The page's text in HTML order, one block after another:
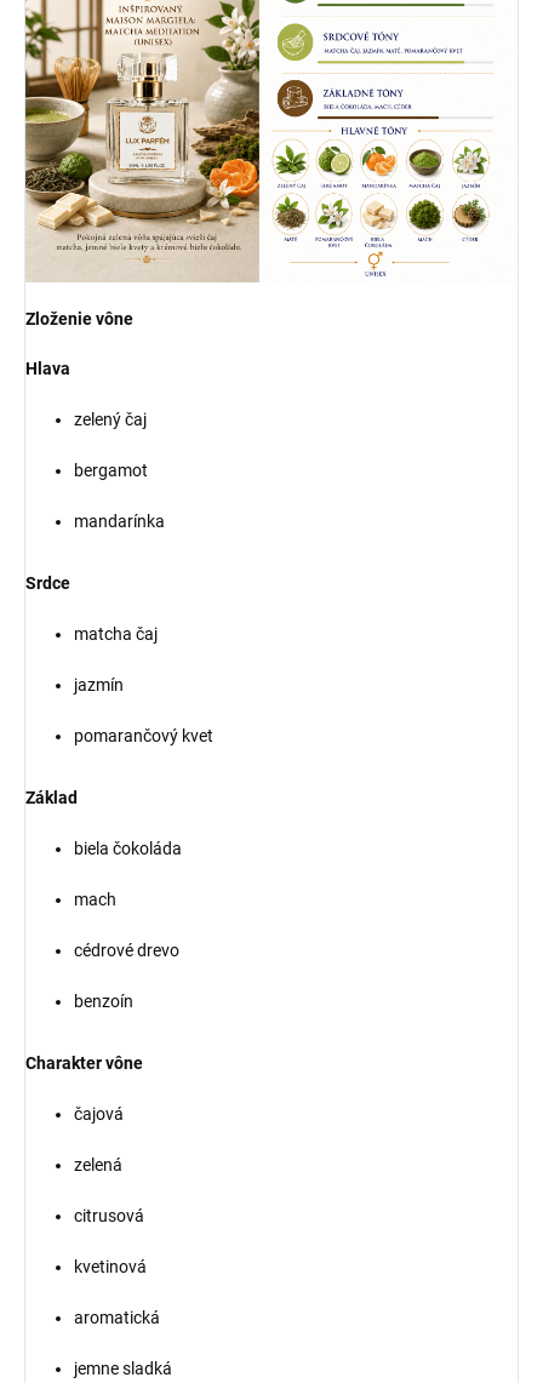
Zloženie vône
Hlava
zelený čaj
bergamot
mandarínka
Srdce
matcha čaj
jazmín
pomarančový kvet
Základ
biela čokoláda
mach
cédrové drevo
benzoín
Charakter vône
čajová
zelená
citrusová
kvetinová
aromatická
jemne sladká